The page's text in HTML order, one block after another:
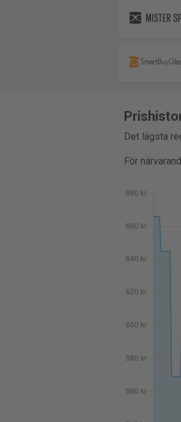
Det lägsta
För